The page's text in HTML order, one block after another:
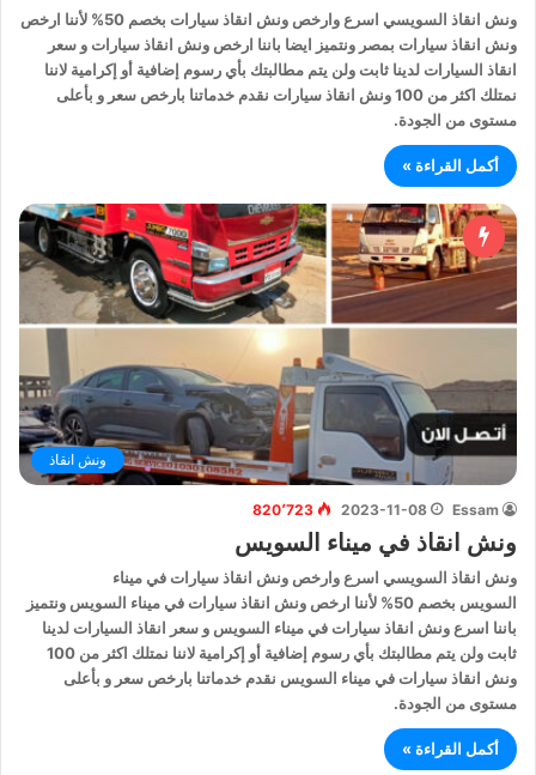
ونش انقاذ السويسي اسرع وارخص ونش انقاذ سيارات بخصم 50% لأننا ارخص
ونش انقاذ سيارات بمصر ونتميز ايضا باننا ارخص ونش انقاذ سيارات و سعر
انقاذ السيارات لدينا ثابت ولن يتم مطالبتك بأي رسوم إضافية أو إكرامية لاننا
نمتلك اكثر من 100 ونش انقاذ سيارات نقدم خدماتنا بارخص سعر و بأعلى
مستوى من الجودة.
أكمل القراءة »
ونش انقاذ
Essam
2023-11-08 820٬723
ونش انقاذ في ميناء السويس
ونش انقاذ السويسي اسرع وارخص ونش انقاذ سيارات في ميناء
السويس بخصم 50% لأننا ارخص ونش انقاذ سيارات في ميناء السويس ونتميز
باننا اسرع ونش انقاذ سيارات في ميناء السويس و سعر انقاذ السيارات لدينا
ثابت ولن يتم مطالبتك بأي رسوم إضافية أو إكرامية لاننا نمتلك اكثر من 100
ونش انقاذ سيارات في ميناء السويس نقدم خدماتنا بارخص سعر و بأعلى
مستوى من الجودة.
أكمل القراءة »